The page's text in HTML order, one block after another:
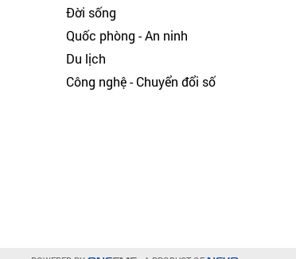
Đời sống
Quốc phòng - An ninh
Du lịch
Công nghệ - Chuyển đổi số